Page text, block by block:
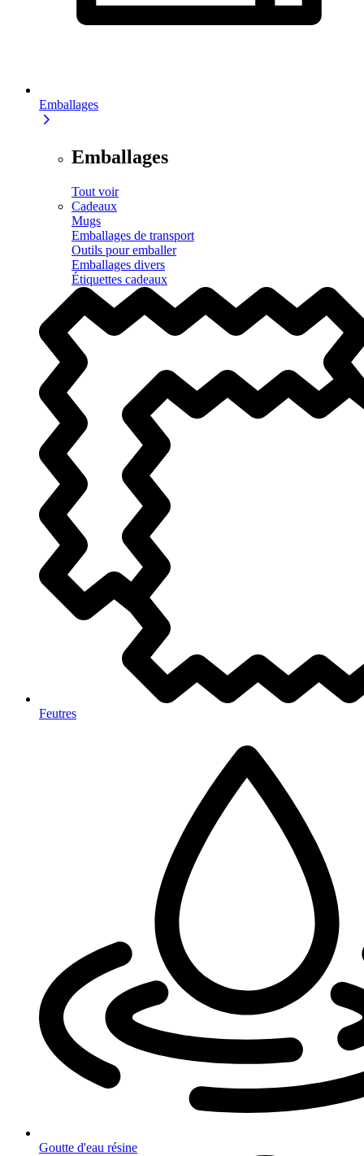
Emballages
Emballages
Tout voir
Cadeaux
Mugs
Emballages de transport
Outils pour emballer
Emballages divers
Étiquettes cadeaux
Feutres
Goutte d'eau résine